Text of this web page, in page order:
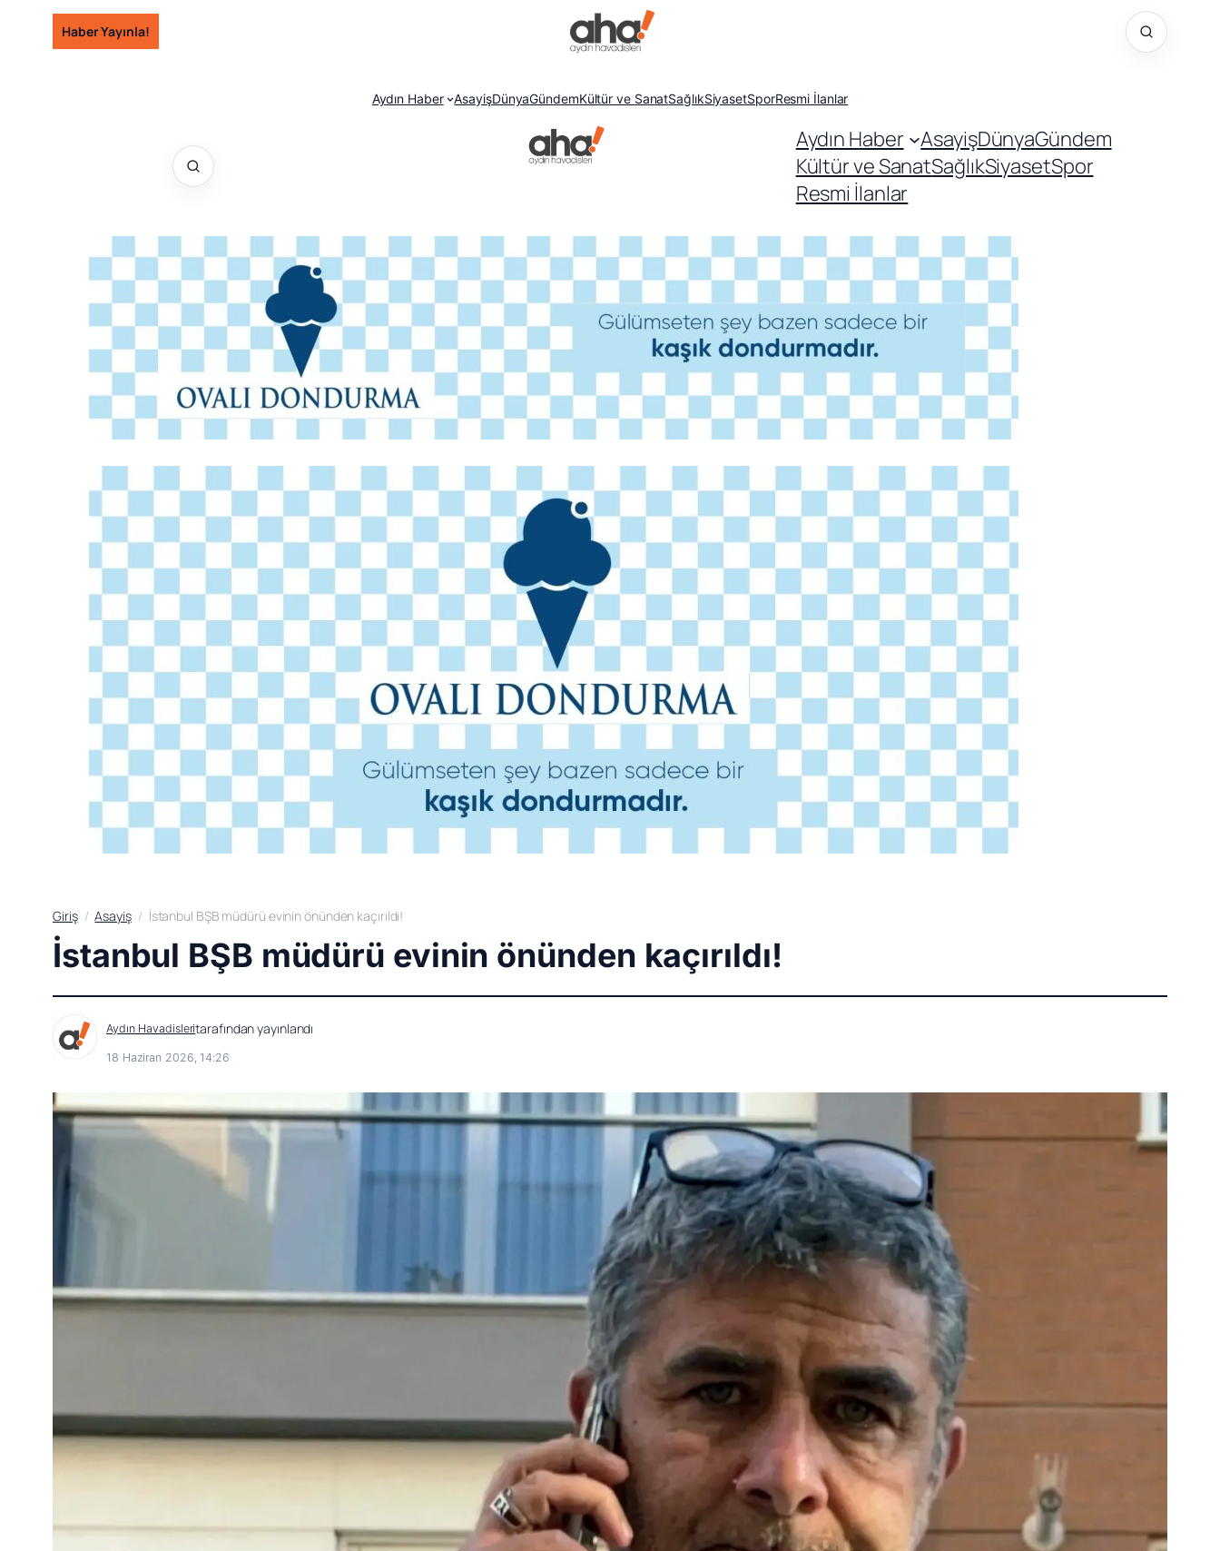
İçeriğeHaber Yayınla!
Aydın Haber AsayişDünyaGündemKültür ve SanatSağlıkSiyasetSporResmi İlanlar
Aydın Haber AsayişDünyaGündem
Kültür ve SanatSağlıkSiyasetSpor
Resmi İlanlar
Giriş Asayiş İstanbul BŞB müdürü evinin önünden kaçırıldı!
İstanbul BŞB müdürü evinin önünden kaçırıldı!
Aydın Havadisleritarafından yayınlandı
18 Haziran 2026, 14:26